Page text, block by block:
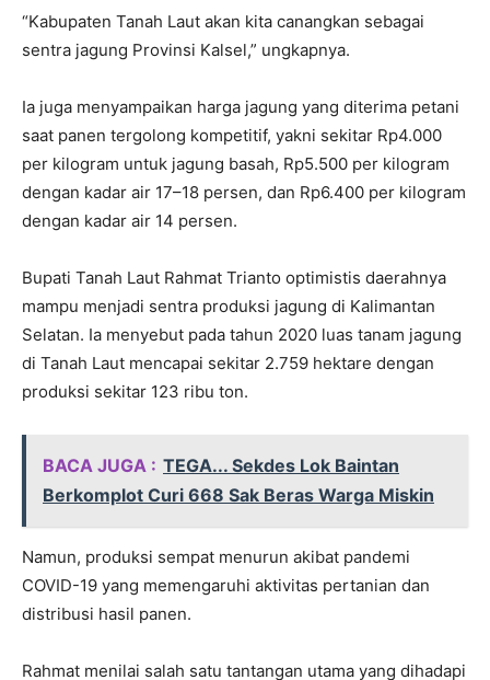
“Kabupaten Tanah Laut akan kita canangkan sebagai
sentra jagung Provinsi Kalsel,” ungkapnya.
Ia juga menyampaikan harga jagung yang diterima petani
saat panen tergolong kompetitif, yakni sekitar Rp4.000
per kilogram untuk jagung basah, Rp5.500 per kilogram
dengan kadar air 17–18 persen, dan Rp6.400 per kilogram
dengan kadar air 14 persen.
Bupati Tanah Laut Rahmat Trianto optimistis daerahnya
mampu menjadi sentra produksi jagung di Kalimantan
Selatan. Ia menyebut pada tahun 2020 luas tanam jagung
di Tanah Laut mencapai sekitar 2.759 hektare dengan
produksi sekitar 123 ribu ton.
BACA JUGA : TEGA... Sekdes Lok Baintan
Berkomplot Curi 668 Sak Beras Warga Miskin
Namun, produksi sempat menurun akibat pandemi
COVID-19 yang memengaruhi aktivitas pertanian dan
distribusi hasil panen.
Rahmat menilai salah satu tantangan utama yang dihadapi